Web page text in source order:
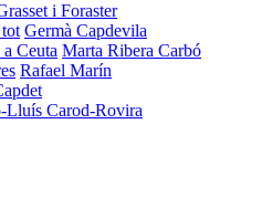
i Foraster
Germà Capdevila
Ceuta Marta Ribera Carbó
Rafael Marín
Lluís Carod-Rovira